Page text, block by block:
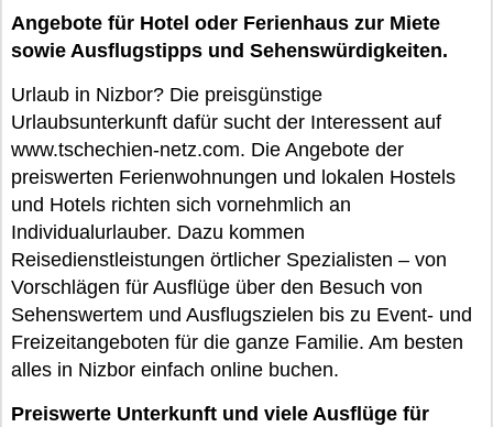
Angebote für Hotel oder Ferienhaus zur Miete
sowie Ausflugstipps und Sehenswürdigkeiten.
Urlaub in Nizbor? Die preisgünstige
Urlaubsunterkunft dafür sucht der Interessent auf
www.tschechien-netz.com. Die Angebote der
preiswerten Ferienwohnungen und lokalen Hostels
und Hotels richten sich vornehmlich an
Individualurlauber. Dazu kommen
Reisedienstleistungen örtlicher Spezialisten – von
Vorschlägen für Ausflüge über den Besuch von
Sehenswertem und Ausflugszielen bis zu Event- und
Freizeitangeboten für die ganze Familie. Am besten
alles in Nizbor einfach online buchen.
Preiswerte Unterkunft und viele Ausflüge für